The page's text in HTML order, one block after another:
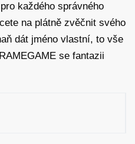
každého správného
na plátně zvěčnit svého
dát jméno vlastní, to vše
se fantazii